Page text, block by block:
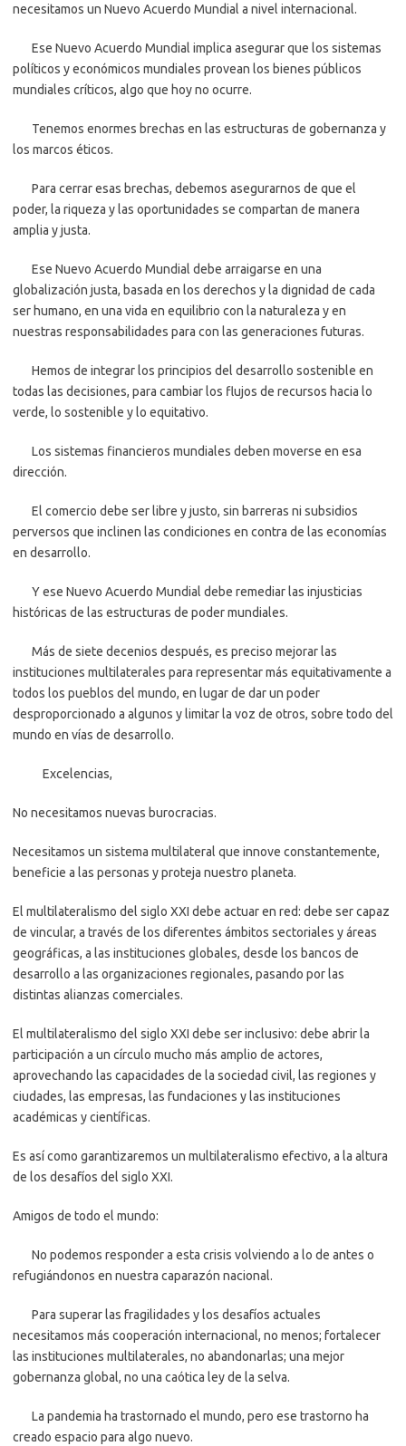
necesitamos un Nuevo Acuerdo Mundial a nivel internacional.
Ese Nuevo Acuerdo Mundial implica asegurar que los sistemas
políticos y económicos mundiales provean los bienes públicos
mundiales críticos, algo que hoy no ocurre.
Tenemos enormes brechas en las estructuras de gobernanza y
los marcos éticos.
Para cerrar esas brechas, debemos asegurarnos de que el
poder, la riqueza y las oportunidades se compartan de manera
amplia y justa.
Ese Nuevo Acuerdo Mundial debe arraigarse en una
globalización justa, basada en los derechos y la dignidad de cada
ser humano, en una vida en equilibrio con la naturaleza y en
nuestras responsabilidades para con las generaciones futuras.
Hemos de integrar los principios del desarrollo sostenible en
todas las decisiones, para cambiar los flujos de recursos hacia lo
verde, lo sostenible y lo equitativo.
Los sistemas financieros mundiales deben moverse en esa
dirección.
El comercio debe ser libre y justo, sin barreras ni subsidios
perversos que inclinen las condiciones en contra de las economías
en desarrollo.
Y ese Nuevo Acuerdo Mundial debe remediar las injusticias
históricas de las estructuras de poder mundiales.
Más de siete decenios después, es preciso mejorar las
instituciones multilaterales para representar más equitativamente a
todos los pueblos del mundo, en lugar de dar un poder
desproporcionado a algunos y limitar la voz de otros, sobre todo del
mundo en vías de desarrollo.
Excelencias,
No necesitamos nuevas burocracias.
Necesitamos un sistema multilateral que innove constantemente,
beneficie a las personas y proteja nuestro planeta.
El multilateralismo del siglo XXI debe actuar en red: debe ser capaz
de vincular, a través de los diferentes ámbitos sectoriales y áreas
geográficas, a las instituciones globales, desde los bancos de
desarrollo a las organizaciones regionales, pasando por las
distintas alianzas comerciales.
El multilateralismo del siglo XXI debe ser inclusivo: debe abrir la
participación a un círculo mucho más amplio de actores,
aprovechando las capacidades de la sociedad civil, las regiones y
ciudades, las empresas, las fundaciones y las instituciones
académicas y científicas.
Es así como garantizaremos un multilateralismo efectivo, a la altura
de los desafíos del siglo XXI.
Amigos de todo el mundo:
No podemos responder a esta crisis volviendo a lo de antes o
refugiándonos en nuestra caparazón nacional.
Para superar las fragilidades y los desafíos actuales
necesitamos más cooperación internacional, no menos; fortalecer
las instituciones multilaterales, no abandonarlas; una mejor
gobernanza global, no una caótica ley de la selva.
La pandemia ha trastornado el mundo, pero ese trastorno ha
creado espacio para algo nuevo.